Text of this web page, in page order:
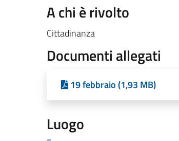
A chi è rivolto
Cittadinanza
Documenti allegati
19 febbraio (1,93 MB)
Luogo